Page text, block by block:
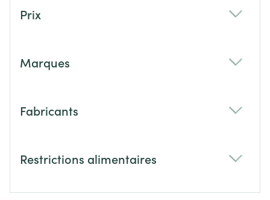
Prix
Marques
Fabricants
Restrictions alimentaires